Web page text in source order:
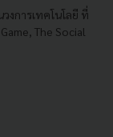
งการเทคโนโลยี ที่
The Social